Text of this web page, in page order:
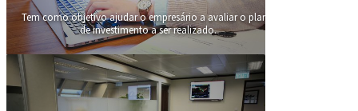
Tem como objetivo ajudar o empresário a avaliar o plano
de investimento a ser realizado.